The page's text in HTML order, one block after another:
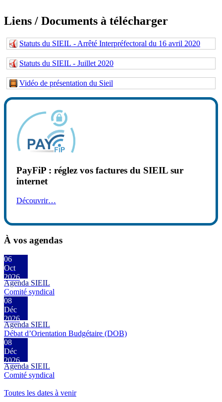
Liens / Documents à télécharger
Statuts du SIEIL - Arrêté Interpréfectoral du 16 avril 2020
Statuts du SIEIL - Juillet 2020
Vidéo de présentation du Sieil
PayFiP : réglez vos factures du SIEIL sur
internet
Découvrir…
À vos agendas
06
Oct
2026
Agenda SIEIL
Comité syndical
08
Déc
2026
Agenda SIEIL
Débat d’Orientation Budgétaire (DOB)
08
Déc
2026
Agenda SIEIL
Comité syndical
Toutes les dates à venir